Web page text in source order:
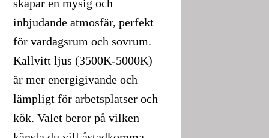
skapar en mysig och
inbjudande atmosfär, perfekt
för vardagsrum och sovrum.
Kallvitt ljus (3500K-5000K)
är mer energigivande och
lämpligt för arbetsplatser och
kök. Valet beror på vilken